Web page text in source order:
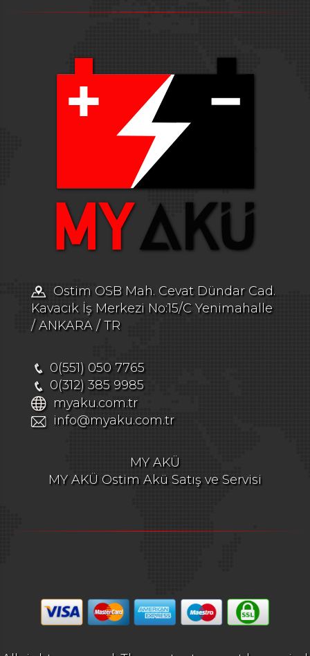
Ostim OSB Mah. Cevat Dündar Cad.
Kavacık İş Merkezi No:15/C Yenimahalle
/ ANKARA / TR
0(551) 050 7765
0(312) 385 9985
myaku.com.tr
info@myaku.com.tr
MY AKÜ
MY AKÜ Ostim Akü Satış ve Servisi